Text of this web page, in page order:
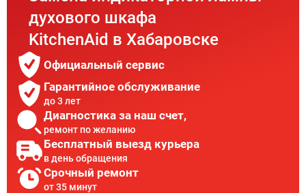
духового шкафа
KitchenAid в Хабаровске
Официальный сервис
Гарантийное обслуживание
до 3 лет
Диагностика за наш счет,
ремонт по желанию
Бесплатный выезд курьера
в день обращения
Срочный ремонт
от 35 минут